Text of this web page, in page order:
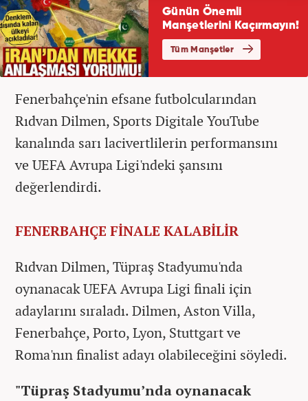
Fenerbahçe'nin efsane futbolcularından
Rıdvan Dilmen, Sports Digitale YouTube
kanalında sarı lacivertlilerin performansını
ve UEFA Avrupa Ligi'ndeki şansını
değerlendirdi.
FENERBAHÇE FİNALE KALABİLİR
Rıdvan Dilmen, Tüpraş Stadyumu'nda
oynanacak UEFA Avrupa Ligi finali için
adaylarını sıraladı. Dilmen, Aston Villa,
Fenerbahçe, Porto, Lyon, Stuttgart ve
Roma'nın finalist adayı olabileceğini söyledi.
"Tüpraş Stadyumu’nda oynanacak